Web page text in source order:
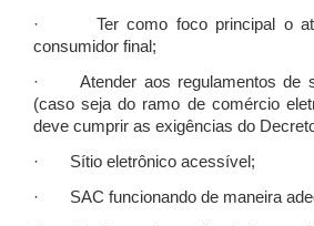
· Ter como foco principal o
consumidor final;
· Atender aos regulamentos de
(caso seja do ramo de comércio
deve cumprir as exigências do
· Sítio eletrônico acessível;
· SAC funcionando de maneira